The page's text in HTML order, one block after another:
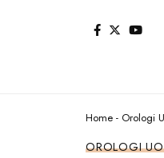
Home - Orologi
OROLOGI